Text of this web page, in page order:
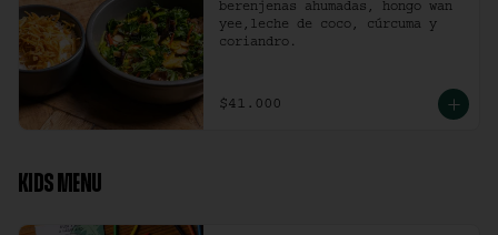
berenjenas ahumadas, hongo wan
yee,leche de coco, cúrcuma y
coriandro.
$41.000
KIDS MENU